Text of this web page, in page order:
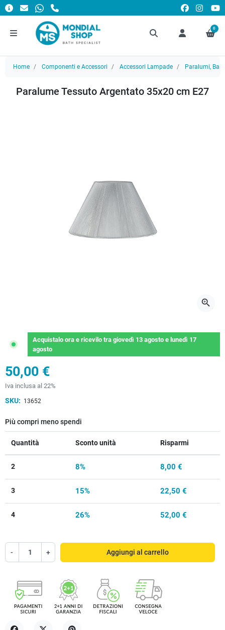
0
Home Componenti e Accessori Accessori Lampade Paralumi,
Paralume Tessuto Argentato 35x20 cm E27
zoom_in
Acquistalo orae ricevilo tra giovedì 13 agostoe lunedì 17
agosto
50,00 €
Iva inclusa al 22%
SKU: 13652
Più compri meno spendi
Quantità Sconto unità Risparmi
2 8% 8,00 €
3 15% 22,50 €
4 26% 52,00 €
- + Aggiungi al carrello